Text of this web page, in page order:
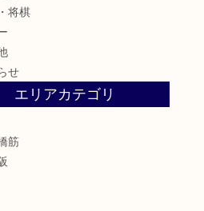
将棋
せ
エリアカテゴリ
筋